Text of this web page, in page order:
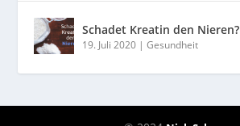
Schadet Kreatin den Nieren?
19. Juli 2020 |Gesundheit